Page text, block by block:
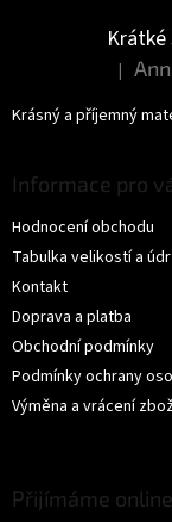
Krátké
|
Krásný a příjemný
Informace pro
Hodnocení obchodu
Tabulka velikostí a
Kontakt
Doprava a platba
Obchodní podmínky
Podmínky ochrany
Výměna a vrácení
Přijímáme